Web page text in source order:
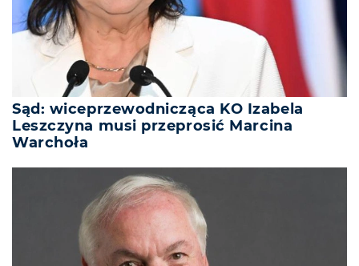
Sąd: wiceprzewodnicząca KO Izabela
Leszczyna musi przeprosić Marcina
Warchoła